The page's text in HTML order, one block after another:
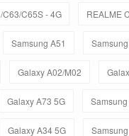
C65S - 4G REALME
Samsung A51 Samsung
Galaxy A02/M02
Galaxy A73 5G
Galaxy A34 5G